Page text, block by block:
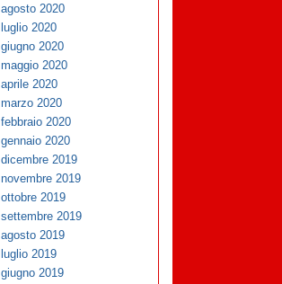
agosto 2020
luglio 2020
giugno 2020
maggio 2020
aprile 2020
marzo 2020
febbraio 2020
gennaio 2020
dicembre 2019
novembre 2019
ottobre 2019
settembre 2019
agosto 2019
luglio 2019
giugno 2019